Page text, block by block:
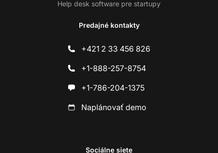
Help desk software pre startupy
Predajné kontakty
+421 2 33 456 826
+1-888-257-8754
+1-786-204-1375
Naplánovať demo
Sociálne siete